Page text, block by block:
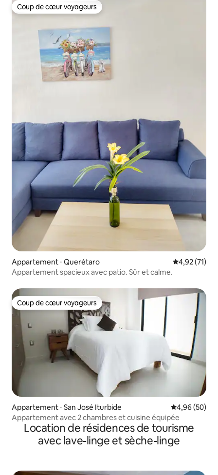
Coup de cœur voyageurs
Coup de cœur voyageurs
Appartement ⋅ Querétaro Évaluation
4,92 (71)
Appartement spacieux avec patio. Sûr et calme.
Coup de cœur voyageurs
Coup de cœur voyageurs
Appartement ⋅ San José Iturbide Évaluation
4,96 (50)
Appartement avec 2 chambres et cuisine équipée
Location de résidences de tourisme
avec lave-linge et sèche-linge